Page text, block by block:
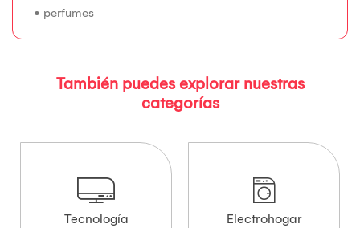
• perfumes
También puedes explorar nuestras
categorías
Tecnología Electrohogar